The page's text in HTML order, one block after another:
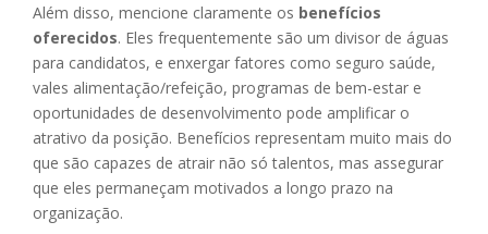
Além disso, mencione claramente os benefícios
oferecidos. Eles frequentemente são um divisor de águas
para candidatos, e enxergar fatores como seguro saúde,
vales alimentação/refeição, programas de bem-estar e
oportunidades de desenvolvimento pode amplificar o
atrativo da posição. Benefícios representam muito mais do
que são capazes de atrair não só talentos, mas assegurar
que eles permaneçam motivados a longo prazo na
organização.